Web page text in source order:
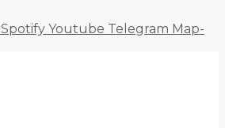
Spotify Youtube Telegram Map-